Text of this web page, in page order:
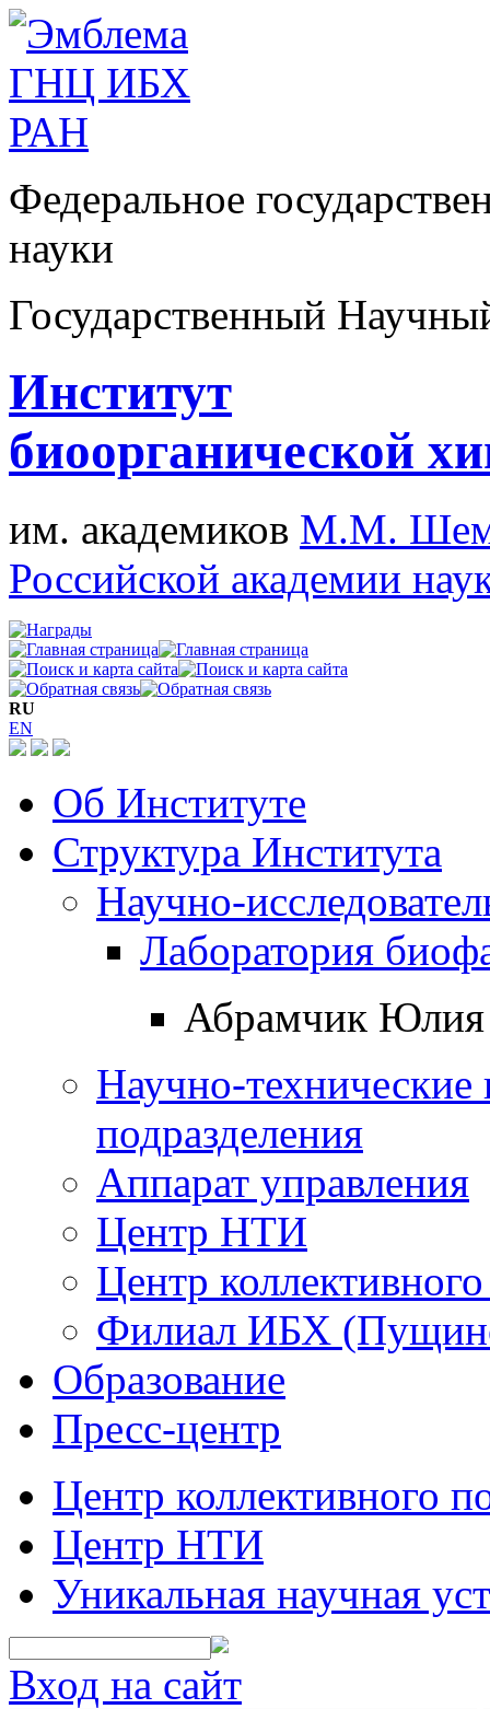
Федеральное
науки
Государственный
Институт
биоорганической
им. академиков М.М.
Российской академии
RU
EN
Об Институте
Структура Института
Научно-
Лаборатория
Абрамчик Юлия
Научно-технические
подразделения
Аппарат управления
Центр НТИ
Центр
Филиал ИБХ
Образование
Пресс-центр
Центр коллективного
Центр НТИ
Уникальная научная
Вход на сайт